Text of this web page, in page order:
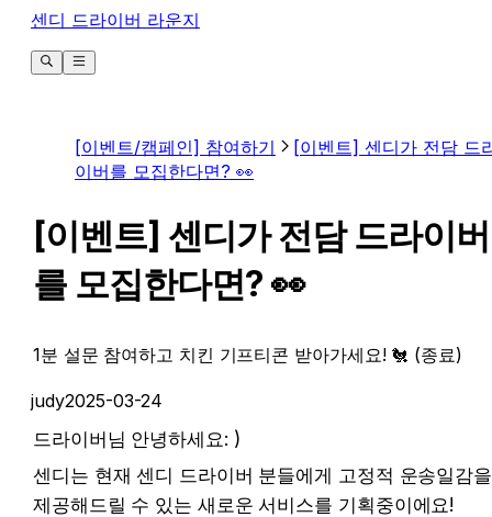
센디 드라이버 라운지
[이벤트/캠페인] 참여하기
[이벤트] 센디가 전담 드
이버를 모집한다면? 👀
[이벤트] 센디가 전담 드라이버
를 모집한다면? 👀
1분 설문 참여하고 치킨 기프티콘 받아가세요! 🐔 (종료)
judy2025-03-24
드라이버님 안녕하세요: )
센디는 현재 센디 드라이버 분들에게 고정적 운송일감을
제공해드릴 수 있는 새로운 서비스를 기획중이에요!